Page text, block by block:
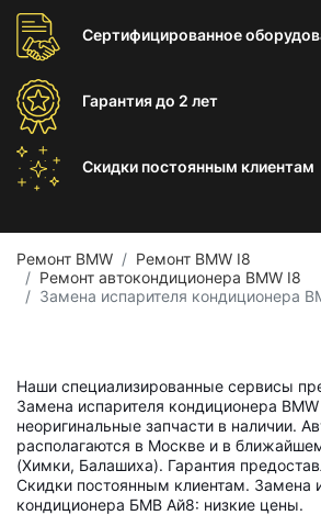
Сертифицированное
Гарантиядо 2 лет
Скидки постоянным клиентам
Ремонт BMW
Ремонт BMW I8
Ремонт автокондиционера BMW I8
Замена испарителя кондиционера
Наши специализированные сервисы
Замена испарителя кондиционера
неоригинальные запчасти в наличии.
располагаются в Москве и в
(Химки, Балашиха). Гарантия
Скидки постоянным клиентам. Замена
кондиционера БМВ Ай8: низкие цены.